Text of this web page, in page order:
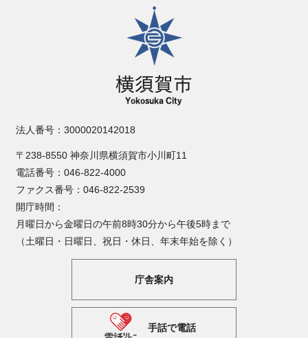
横須賀市
法人番号：3000020142018
〒238-8550 神奈川県横須賀市小川町11
電話番号：046-822-4000
ファクス番号：046-822-2539
開庁時間：
月曜日から金曜日の午前8時30分から午後5時まで
（土曜日・日曜日、祝日・休日、年末年始を除く）
庁舎案内
手話で電話